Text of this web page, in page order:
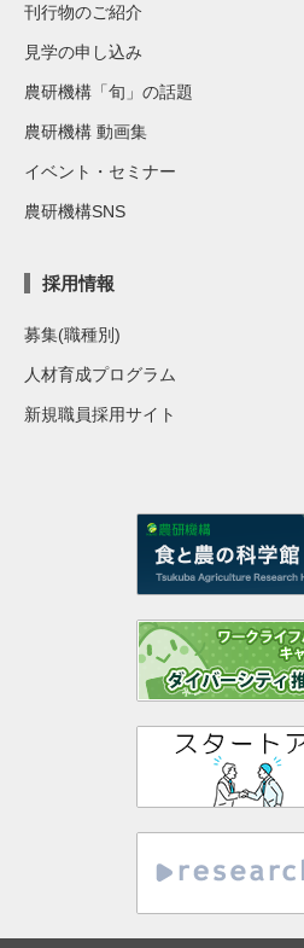
刊行物のご紹介
見学の申し込み
農研機構「旬」の話題
農研機構 動画集
イベント・セミナー
農研機構SNS
採用情報
募集(職種別)
人材育成プログラム
新規職員採用サイト